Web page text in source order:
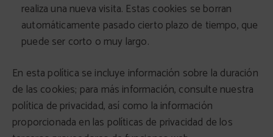
realiza una nueva visita. Estas cookies se borran
automáticamente pasado cierto plazo de tiempo, que
puede ser corto o muy largo.
En esta política se incluye información sobre la duración
de las cookies; para más información, consulte nuestra
política de privacidad, así como la información
proporcionada en las políticas de privacidad de los